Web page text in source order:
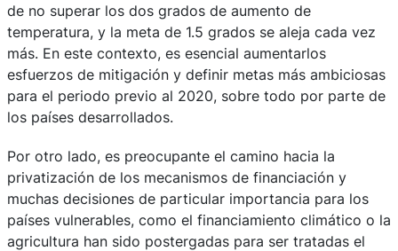
de no superar los dos grados de aumento de
temperatura, y la meta de 1.5 grados se aleja cada vez
más. En este contexto, es esencial aumentarlos
esfuerzos de mitigación y definir metas más ambiciosas
para el periodo previo al 2020, sobre todo por parte de
los países desarrollados.
Por otro lado, es preocupante el camino hacia la
privatización de los mecanismos de financiación y
muchas decisiones de particular importancia para los
países vulnerables, como el financiamiento climático o la
agricultura han sido postergadas para ser tratadas el